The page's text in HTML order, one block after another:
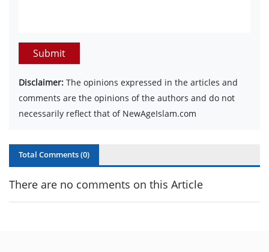
Submit
Disclaimer: The opinions expressed in the articles and
comments are the opinions of the authors and do not
necessarily reflect that of NewAgeIslam.com
Total Comments (0)
There are no comments on this Article